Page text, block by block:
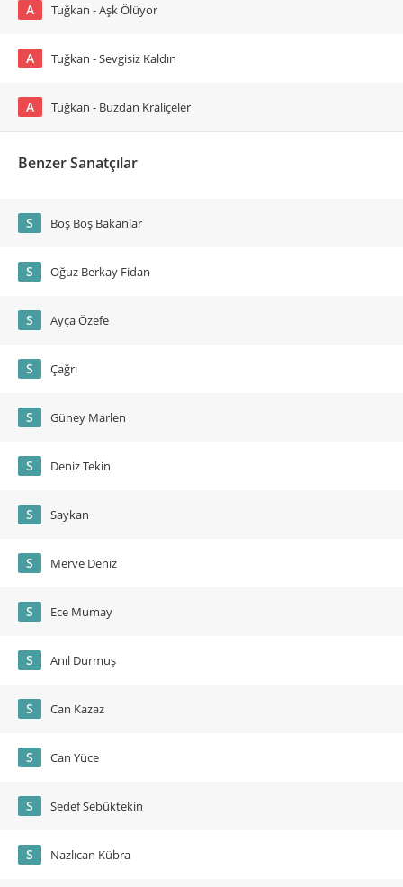
A Tuğkan - Aşk Ölüyor
A Tuğkan - Sevgisiz Kaldın
A Tuğkan - Buzdan Kraliçeler
Benzer Sanatçılar
S Boş Boş Bakanlar
S Oğuz Berkay Fidan
S Ayça Özefe
S Çağrı
S Güney Marlen
S Deniz Tekin
S Saykan
S Merve Deniz
S Ece Mumay
S Anıl Durmuş
S Can Kazaz
S Can Yüce
S Sedef Sebüktekin
S Nazlıcan Kübra